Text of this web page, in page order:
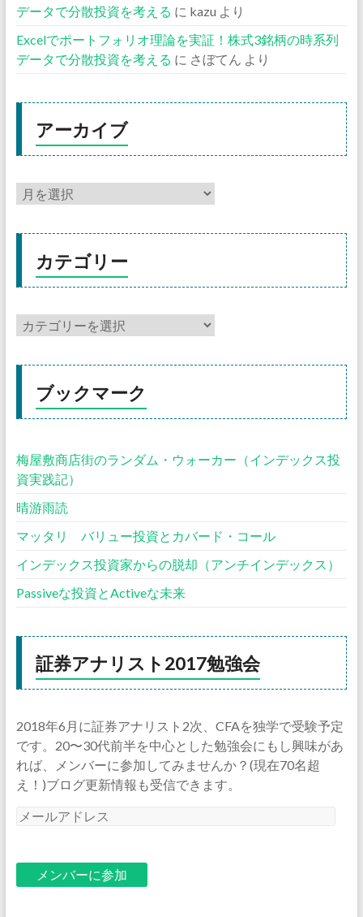
データで分散投資を考える に kazu より
Excelでポートフォリオ理論を実証！株式3銘柄の時系列
データで分散投資を考える に さぼてん より
アーカイブ
カテゴリー
ブックマーク
梅屋敷商店街のランダム・ウォーカー（インデックス投
資実践記）
晴游雨読
マッタリ バリュー投資とカバード・コール
インデックス投資家からの脱却（アンチインデックス）
Passiveな投資とActiveな未来
証券アナリスト2017勉強会
2018年6月に証券アナリスト2次、CFAを独学で受験予定
です。20〜30代前半を中心とした勉強会にもし興味があ
れば、メンバーに参加してみませんか？(現在70名超
え！)ブログ更新情報も受信できます。
メ